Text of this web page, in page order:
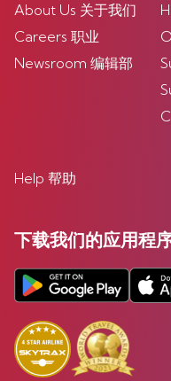
About Us 关于我们
Careers 职业
Newsroom 编辑部
Help 帮助
下载我们的应用程